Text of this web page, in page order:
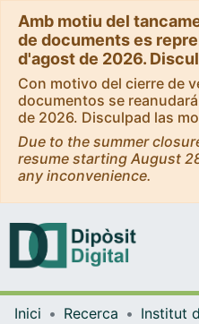
Amb motiu del
de documents es
d'agost de 2026.
Con motivo del cierre de
documentos se
de 2026. Disculpad las
Due to the summer
resume starting August
any inconvenience.
Inici Recerca